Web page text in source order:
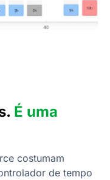
É uma
costumam
de tempo